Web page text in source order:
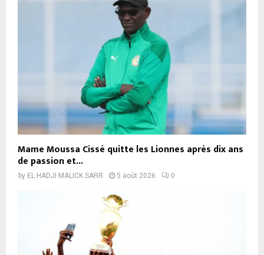
Mame Moussa Cissé quitte les Lionnes après dix ans
de passion et...
by EL HADJI MALICK SARR 5 août 2026 0